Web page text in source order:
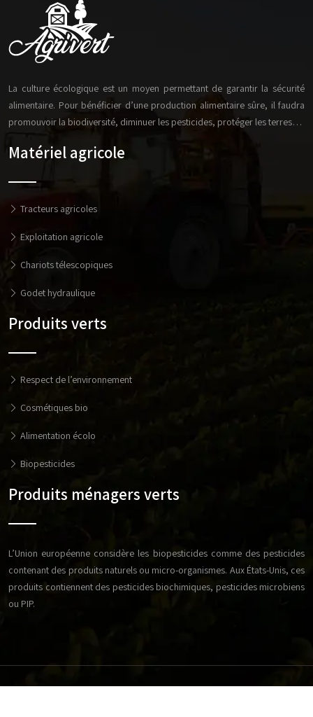
La culture écologique est un moyen permettant de garantir la sécurité
alimentaire. Pour bénéficier d’une production alimentaire sûre, il faudra
promouvoir la biodiversité, diminuer les pesticides, protéger les terres…
Matériel agricole
Tracteurs agricoles
Exploitation agricole
Chariots télescopiques
Godet hydraulique
Produits verts
Respect de l’environnement
Cosmétiques bio
Alimentation écolo
Biopesticides
Produits ménagers verts
L’Union européenne considère les biopesticides comme des pesticides
contenant des produits naturels ou micro-organismes. Aux États-Unis, ces
produits contiennent des pesticides biochimiques, pesticides microbiens
ou PIP.